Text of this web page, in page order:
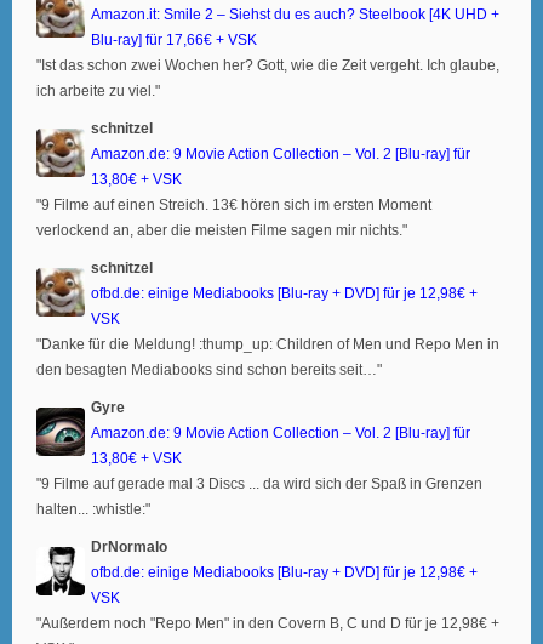
Amazon.it: Smile 2 – Siehst du es auch? Steelbook [4K UHD +
Blu-ray] für 17,66€ + VSK
"Ist das schon zwei Wochen her? Gott, wie die Zeit vergeht. Ich glaube,
ich arbeite zu viel."
schnitzel
Amazon.de: 9 Movie Action Collection – Vol. 2 [Blu-ray] für
13,80€ + VSK
"9 Filme auf einen Streich. 13€ hören sich im ersten Moment
verlockend an, aber die meisten Filme sagen mir nichts."
schnitzel
ofbd.de: einige Mediabooks [Blu-ray + DVD] für je 12,98€ +
VSK
"Danke für die Meldung! :thump_up: Children of Men und Repo Men in
den besagten Mediabooks sind schon bereits seit…"
Gyre
Amazon.de: 9 Movie Action Collection – Vol. 2 [Blu-ray] für
13,80€ + VSK
"9 Filme auf gerade mal 3 Discs ... da wird sich der Spaß in Grenzen
halten... :whistle:"
DrNormalo
ofbd.de: einige Mediabooks [Blu-ray + DVD] für je 12,98€ +
VSK
"Außerdem noch "Repo Men" in den Covern B, C und D für je 12,98€ +